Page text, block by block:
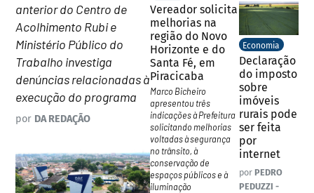
anterior do Centro de
Acolhimento Rubi e
Ministério Público do
Trabalho investiga
denúncias relacionadas à
execução do programa
por DA REDAÇÃO
Vereador solicita
melhorias na
região do Novo
Horizonte e do
Santa Fé, em
Piracicaba
Marco Bicheiro
apresentou três
indicações à Prefeitura
solicitando melhorias
voltadas à segurança
no trânsito, à
conservação de
espaços públicos e à
iluminação
Economia
Declaração
do imposto
sobre
imóveis
rurais pode
ser feita
por
internet
por PEDRO
PEDUZZI -